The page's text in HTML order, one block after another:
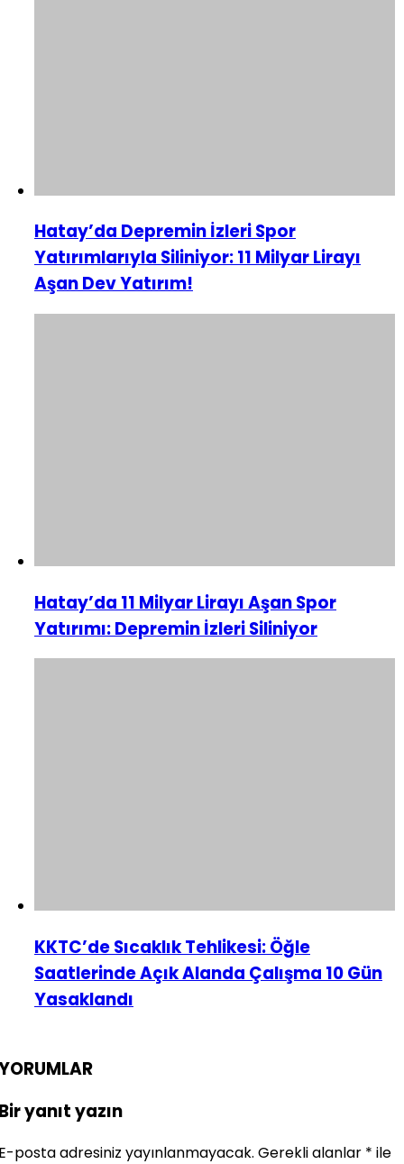
Hatay’da Depremin İzleri Spor
Yatırımlarıyla Siliniyor: 11 Milyar Lirayı
Aşan Dev Yatırım!
Hatay’da 11 Milyar Lirayı Aşan Spor
Yatırımı: Depremin İzleri Siliniyor
KKTC’de Sıcaklık Tehlikesi: Öğle
Saatlerinde Açık Alanda Çalışma 10 Gün
Yasaklandı
yanıt yazın
posta adresiniz yayınlanmayacak. Gerekli alanlar * ile